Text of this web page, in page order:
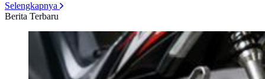
Selengkapnya
Berita Terbaru